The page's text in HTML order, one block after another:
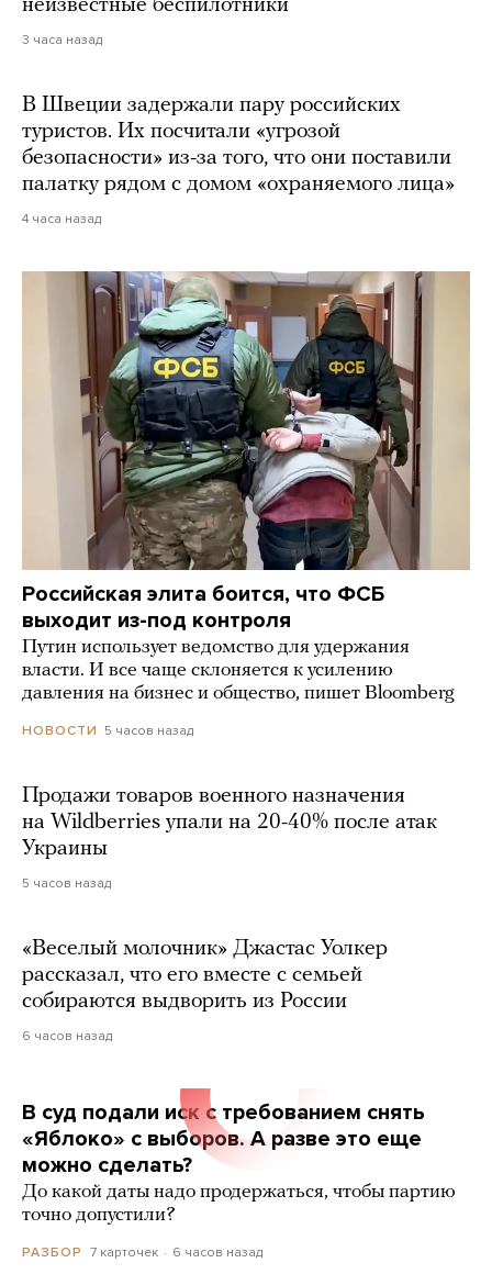
неизвестные беспилотники
3 часа назад
В Швеции задержали пару российских
туристов. Их посчитали «угрозой
безопасности» из-за того, что они поставили
палатку рядом с домом «охраняемого лица»
4 часа назад
Российская элита боится, что ФСБ
выходит из-под контроля
Путин использует ведомство для удержания
власти. И все чаще склоняется к усилению
давления на бизнес и общество, пишет Bloomberg
НОВОСТИ 5 часов назад
Продажи товаров военного назначения
на Wildberries упали на 20-40% после атак
Украины
5 часов назад
«Веселый молочник» Джастас Уолкер
рассказал, что его вместе с семьей
собираются выдворить из России
6 часов назад
В суд подали иск с требованием снять
«Яблоко» с выборов. А разве это еще
можно сделать?
До какой даты надо продержаться, чтобы партию
точно допустили?
РАЗБОР 7 карточек 6 часов назад